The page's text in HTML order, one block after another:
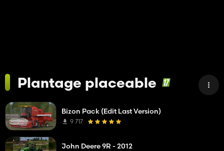
Plantage placeable
Bizon Pack (Edit Last Version)
9 717
John Deere 9R - 2012